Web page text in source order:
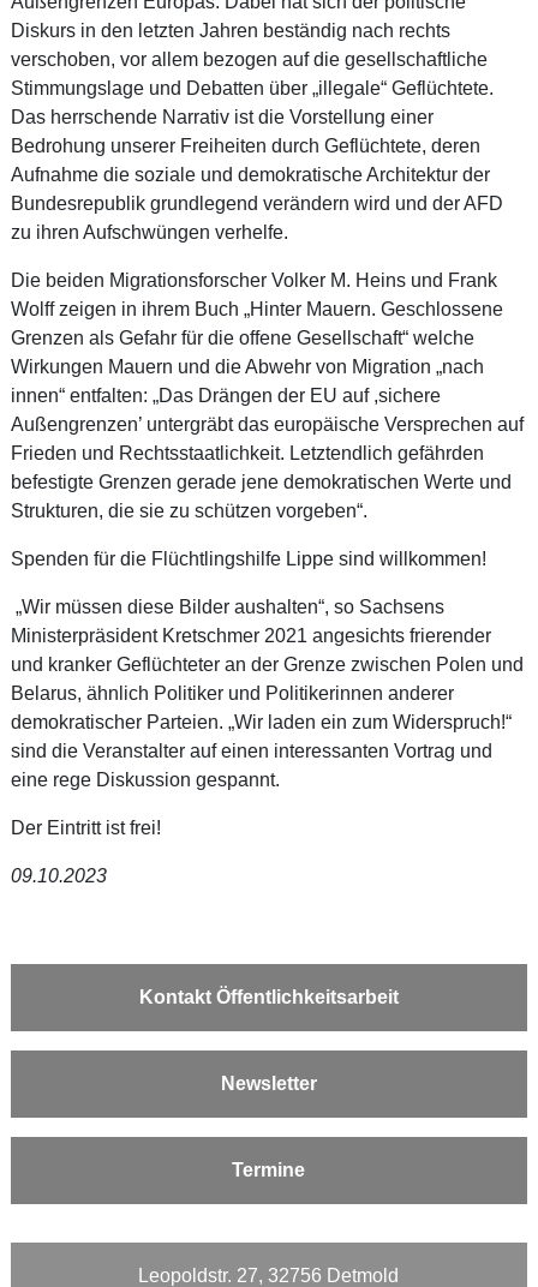
Diskurs in den letzten Jahren beständig nach rechts
verschoben, vor allem bezogen auf die gesellschaftliche
Stimmungslage und Debatten über „illegale“ Geflüchtete.
Das herrschende Narrativ ist die Vorstellung einer
Bedrohung unserer Freiheiten durch Geflüchtete, deren
Aufnahme die soziale und demokratische Architektur der
Bundesrepublik grundlegend verändern wird und der AFD
zu ihren Aufschwüngen verhelfe.
Die beiden Migrationsforscher Volker M. Heins und Frank
Wolff zeigen in ihrem Buch „Hinter Mauern. Geschlossene
Grenzen als Gefahr für die offene Gesellschaft“ welche
Wirkungen Mauern und die Abwehr von Migration „nach
innen“ entfalten: „Das Drängen der EU auf ,sichere
Außengrenzen’ untergräbt das europäische Versprechen auf
Frieden und Rechtsstaatlichkeit. Letztendlich gefährden
befestigte Grenzen gerade jene demokratischen Werte und
Strukturen, die sie zu schützen vorgeben“.
Spenden für die Flüchtlingshilfe Lippe sind willkommen!
„Wir müssen diese Bilder aushalten“, so Sachsens
Ministerpräsident Kretschmer 2021 angesichts frierender
und kranker Geflüchteter an der Grenze zwischen Polen und
Belarus, ähnlich Politiker und Politikerinnen anderer
demokratischer Parteien. „Wir laden ein zum Widerspruch!“
sind die Veranstalter auf einen interessanten Vortrag und
eine rege Diskussion gespannt.
Der Eintritt ist frei!
09.10.2023
Kontakt Öffentlichkeitsarbeit
Newsletter
Termine
Leopoldstr. 27, 32756 Detmold